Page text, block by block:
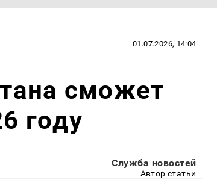
01.07.2026, 14:04
сможет
году
Служба новостей
Автор статьи